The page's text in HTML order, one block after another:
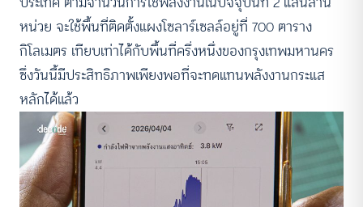
หน่วย จะใช้พื้นที่ติดตั้งแผงโซลาร์เซลล์อยู่ที่ 700 ตาราง
กิโลเมตร เทียบเท่าได้กับพื้นที่ครึ่งหนึ่งของกรุงเทพมหานคร
ซึ่งวันนี้มีประสิทธิภาพเพียงพอที่จะทดแทนพลังงานกระแส
หลักได้แล้ว